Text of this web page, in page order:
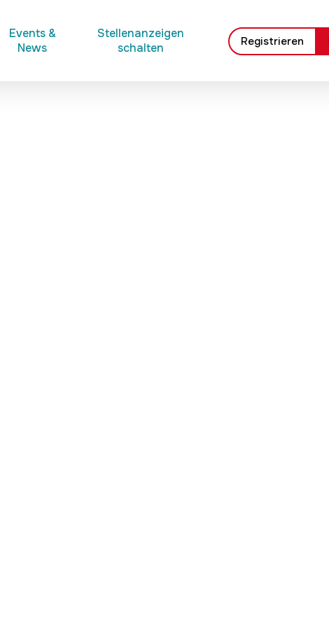
Events &
News
Stellenanzeigen
schalten
Registrieren